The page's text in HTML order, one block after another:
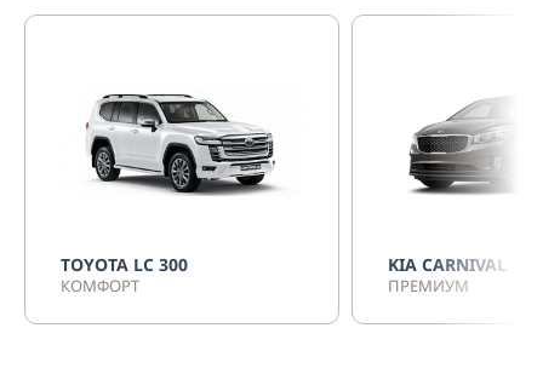
TOYOTA LC 300
КОМФОРТ
KIA CARNIVAL
ПРЕМИУМ